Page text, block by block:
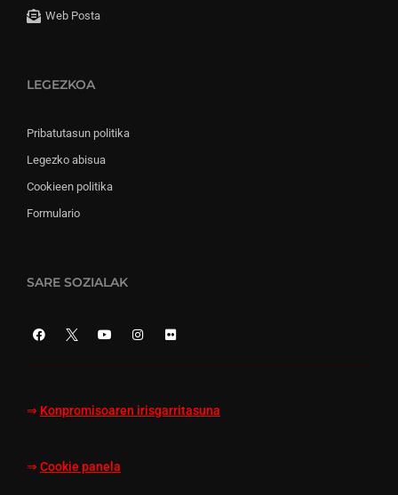
Web Posta
LEGEZKOA
Pribatutasun politika
Legezko abisua
Cookieen politika
Formulario
SARE SOZIALAK
⇒ Konpromisoaren irisgarritasuna
⇒ Cookie panela